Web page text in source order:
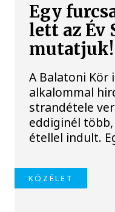
Egy
lett az Év
mutatjuk!
A Balatoni
alkalommal
strandétele
eddiginél
étellel indult.
KÖZÉLET